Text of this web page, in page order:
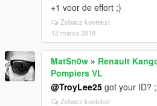
+1 voor de effort ;)
Zobacz kontekst
12 marca 2019
MatSn0w » Renault
Pompiers VL
@TroyLee25 got your ID?
Zobacz kontekst